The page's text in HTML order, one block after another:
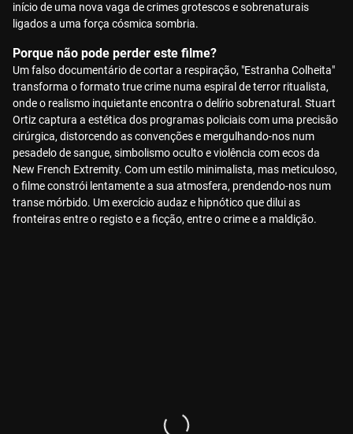
início de uma nova vaga de crimes grotescos e sobrenaturais
ligados a uma força cósmica sombria.
Porque não pode perder este filme?
Um falso documentário de cortar a respiração, "Estranha Colheita"
transforma o formato true crime numa espiral de terror ritualista,
onde o realismo inquietante encontra o delírio sobrenatural. Stuart
Ortiz captura a estética dos programas policiais com uma precisão
cirúrgica, distorcendo as convenções e mergulhando-nos num
pesadelo de sangue, simbolismo oculto e violência com ecos da
New French Extremity. Com um estilo minimalista, mas meticuloso,
o filme constrói lentamente a sua atmosfera, prendendo-nos num
transe mórbido. Um exercício audaz e hipnótico que dilui as
fronteiras entre o registo e a ficção, entre o crime e a maldição.